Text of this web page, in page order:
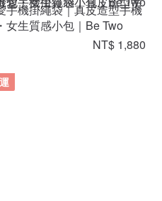
手機掛繩袋｜真皮造型手機
女生質感小包｜Be Two
NT$ 1,880